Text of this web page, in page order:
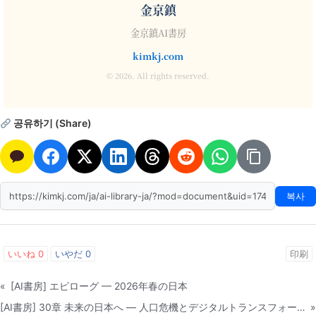
金京鎮
金京鎮AI書房
kimkj.com
© 2026. All rights reserved.
공유하기 (Share)
복사
いいね 0 いやだ 0 印刷
« [AI書房] エピローグ — 2026年春の日本
[AI書房] 30章 未来の日本へ — 人口危機とデジタルトランスフォーメーション »